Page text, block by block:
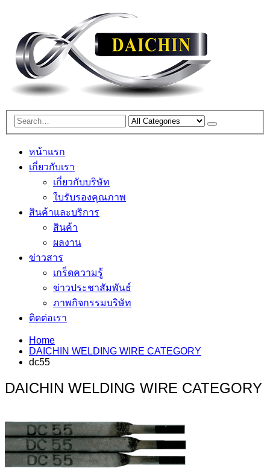
หน้าแรก
เกี่ยวกับเรา
เกี่ยวกับบริษัท
ใบรับรองคุณภาพ
สินค้าและบริการ
สินค้า
ผลงาน
ข่าวสาร
เกร็ดความรู้
ข่าวประชาสัมพันธ์
ภาพกิจกรรมบริษัท
ติดต่อเรา
Home
DAICHIN WELDING WIRE CATEGORY
dc55
DAICHIN WELDING WIRE CATEGORY